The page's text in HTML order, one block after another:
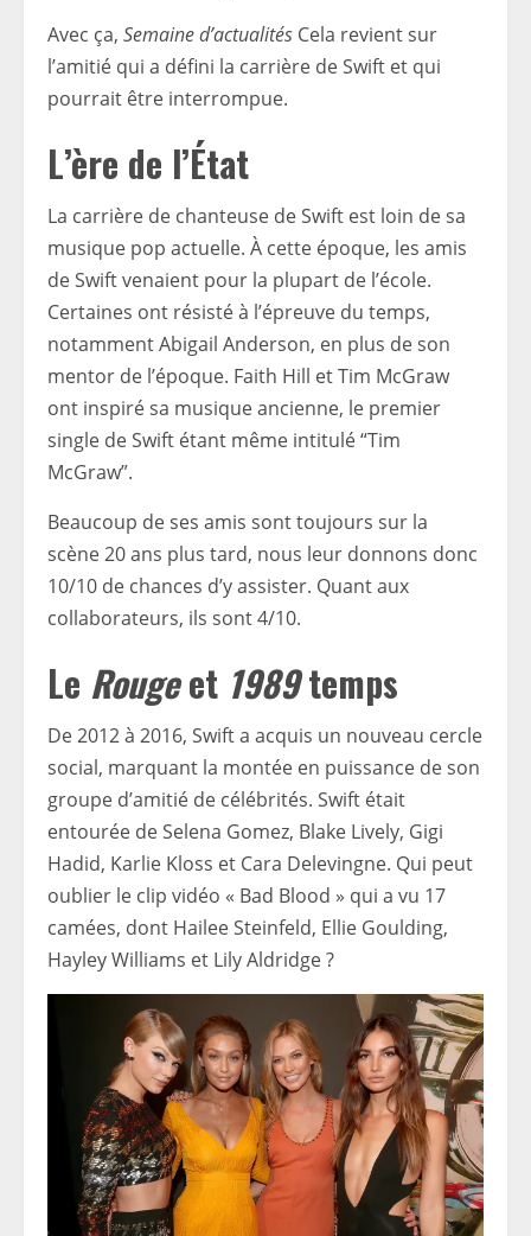
Avec ça, Semaine d’actualités Cela revient sur
l’amitié qui a défini la carrière de Swift et qui
pourrait être interrompue.
L’ère de l’État
La carrière de chanteuse de Swift est loin de sa
musique pop actuelle. À cette époque, les amis
de Swift venaient pour la plupart de l’école.
Certaines ont résisté à l’épreuve du temps,
notamment Abigail Anderson, en plus de son
mentor de l’époque. Faith Hill et Tim McGraw
ont inspiré sa musique ancienne, le premier
single de Swift étant même intitulé “Tim
McGraw”.
Beaucoup de ses amis sont toujours sur la
scène 20 ans plus tard, nous leur donnons donc
10/10 de chances d’y assister. Quant aux
collaborateurs, ils sont 4/10.
Le Rougeet 1989temps
De 2012 à 2016, Swift a acquis un nouveau cercle
social, marquant la montée en puissance de son
groupe d’amitié de célébrités. Swift était
entourée de Selena Gomez, Blake Lively, Gigi
Hadid, Karlie Kloss et Cara Delevingne. Qui peut
oublier le clip vidéo « Bad Blood » qui a vu 17
camées, dont Hailee Steinfeld, Ellie Goulding,
Hayley Williams et Lily Aldridge ?